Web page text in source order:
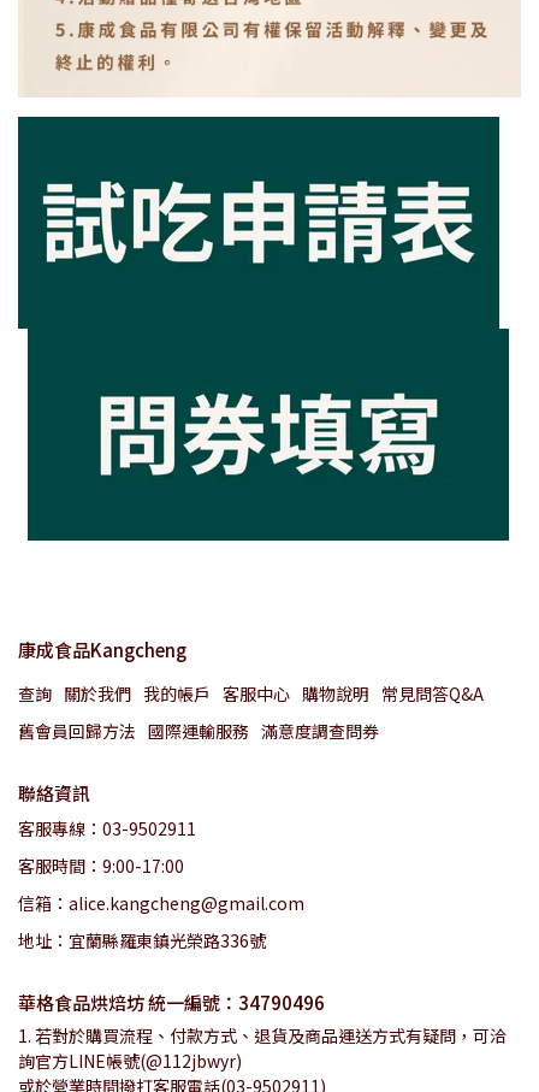
康成食品Kangcheng
查詢 關於我們 我的帳戶 客服中心 購物說明 常見問答Q&A
舊會員回歸方法 國際運輸服務 滿意度調查問券
聯絡資訊
客服專線：03-9502911
客服時間：9:00-17:00
信箱：alice.kangcheng@gmail.com
地址：宜蘭縣羅東鎮光榮路336號
華格食品烘焙坊 統一編號：34790496
1. 若對於購買流程、付款方式、退貨及商品運送方式有疑問，可洽
詢官方LINE帳號(@112jbwyr)
或於營業時間撥打客服電話(03-9502911)